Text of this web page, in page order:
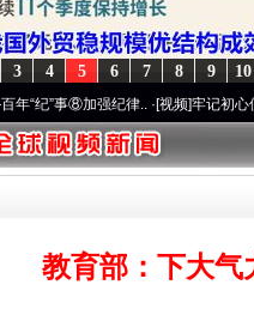
10
9
8
7
6
5
4
3
强纪律..·[视频]牢记初心使命 奋进复
教育部：下大气
效落实 一纸